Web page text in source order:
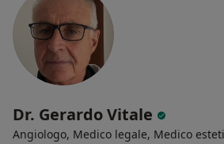
Dr. Gerardo Vitale
Angiologo, Medico legale, Medico